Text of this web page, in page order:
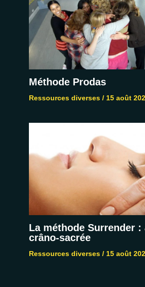
Méthode Prodas
Ressources diverses/ 15 août
La méthode Surrender :
crâno-sacrée
Ressources diverses/ 15 août